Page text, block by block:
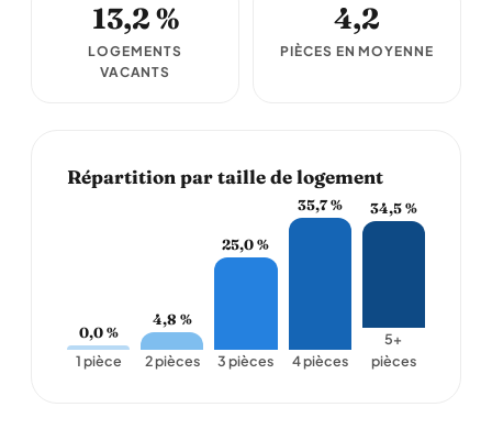
13,2 %
LOGEMENTS
VACANTS
4,2
PIÈCES EN MOYENNE
Répartition par taille de logement
0,0 %
1 pièce
4,8 %
2 pièces
25,0 %
3 pièces
35,7 %
4 pièces
34,5 %
5+
pièces